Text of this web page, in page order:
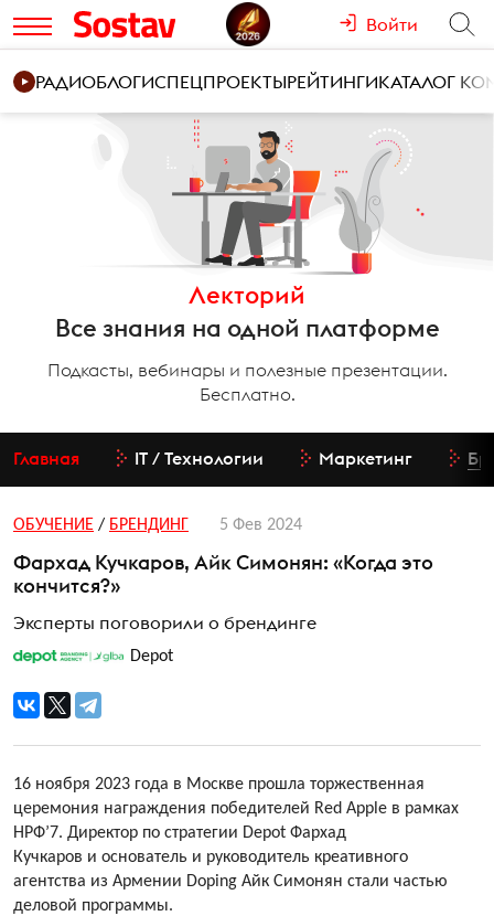
Войти
РАДИОБЛОГИСПЕЦПРОЕКТЫРЕЙТИНГИКАТАЛОГ
Лекторий
Все знания на одной платформе
Подкасты, вебинары и полезные презентации.
Бесплатно.
Главная IT / Технологии Маркетинг
ОБУЧЕНИЕ / БРЕНДИНГ 5 Фев 2024
Фархад Кучкаров, Айк Симонян: «Когда это
кончится?»
Эксперты поговорили о брендинге
Depot
16 ноября 2023 года в Москве прошла торжественная
церемония награждения победителей Red Apple в рамках
НРФ’7. Директор по стратегии Depot Фархад
Кучкаров и основатель и руководитель креативного
агентства из Армении Doping Айк Симонян стали частью
деловой программы.